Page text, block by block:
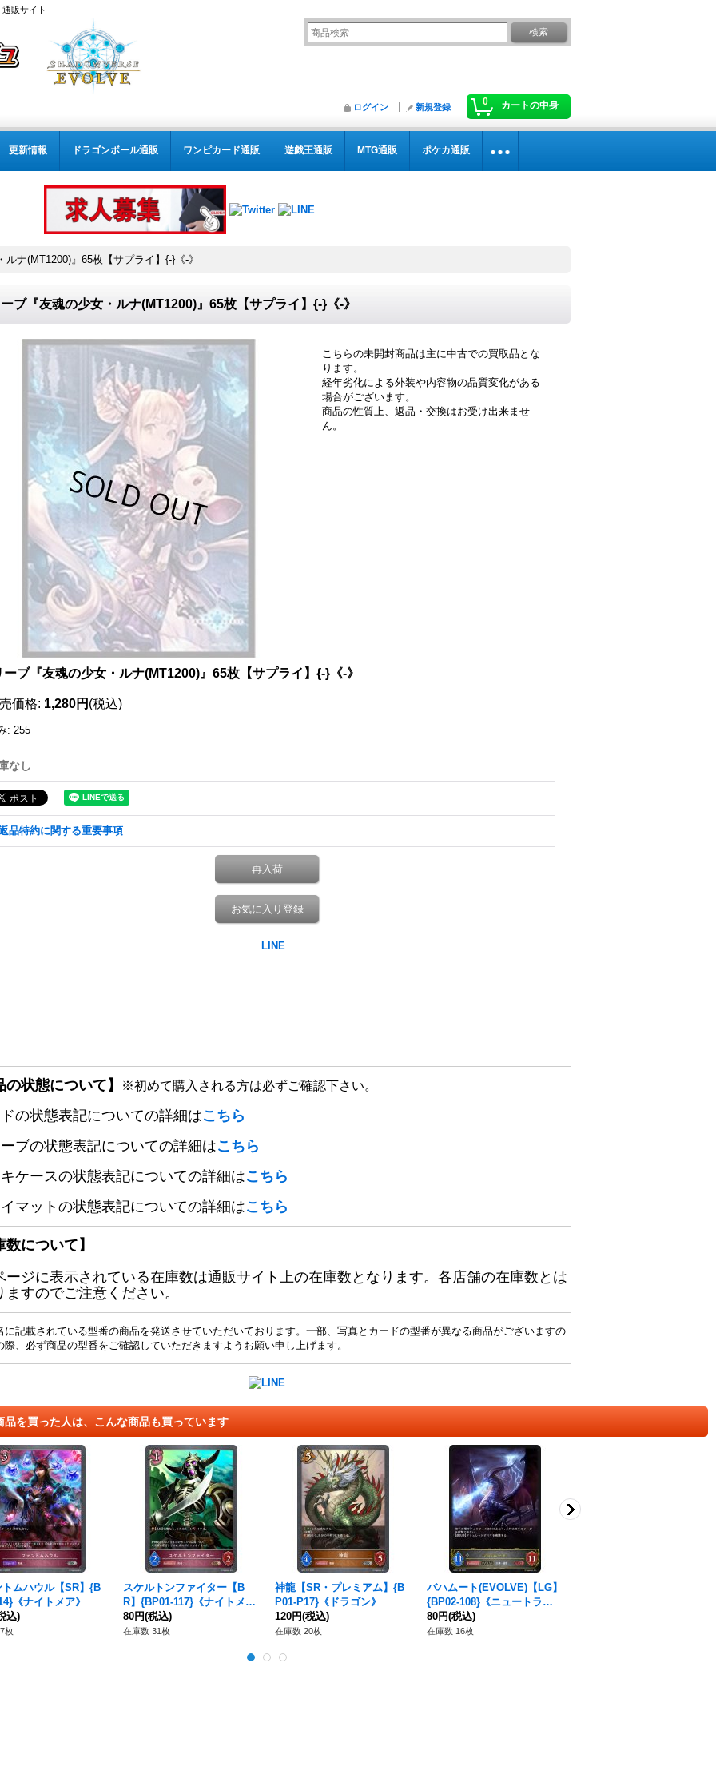
販サイト
0 カートの中身
ログイン 新規登録
更新情報 ドラゴンボール通販 ワンピカード通販 遊戯王通販 MTG通販 ポケカ通販
ナ(MT1200)』65枚【サプライ】{-}《-》
ブ『友魂の少女・ルナ(MT1200)』65枚【サプライ】{-}《-》
こちらの未開封商品は主に中古での買取品とな
ります。
経年劣化による外装や内容物の品質変化がある
場合がございます。
商品の性質上、返品・交換はお受け出来ませ
ん。
ーブ『友魂の少女・ルナ(MT1200)』65枚【サプライ】{-}《-》
価格: 1,280円 (税込)
: 255
なし
品特約に関する重要事項
再入荷
お気に入り登録
の状態について】 ※初めて購入される方は必ずご確認下さい。
の状態表記についての詳細はこちら
ブの状態表記についての詳細はこちら
ケースの状態表記についての詳細はこちら
マットの状態表記についての詳細はこちら
数について】
ージに表示されている在庫数は通販サイト上の在庫数となります。各店舗の在庫数とは
ますのでご注意ください。
記載されている型番の商品を発送させていただいております。一部、写真とカードの型番が異なる商品がございますの
際、必ず商品の型番をご確認していただきますようお願い申し上げます。
品を買った人は、こんな商品も買っています
トムハウル【SR】{B
《ナイトメア》
込)
枚
スケルトンファイター【B
R】{BP01-117}《ナイトメ
ア》
80円(税込)
在庫数 31枚
神龍【SR・プレミアム】{B
P01-P17}《ドラゴン》
120円(税込)
在庫数 20枚
バハムート(EVOLVE)【LG】
{BP02-108}《ニュートラ
ル》
80円(税込)
在庫数 16枚